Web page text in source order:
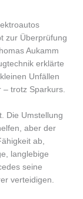
zur Überprüfung
Aukamm
erklärte
Unfällen
trotz Sparkurs.
Die Umstellung
aber der
ab,
langlebige
seine
verteidigen.